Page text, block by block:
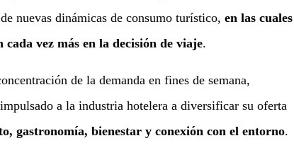
nuevas dinámicas de consumo turístico, en las cuales
vez más en la decisión de viaje.
de la demanda en fines de semana,
a la industria hotelera a diversificar su oferta
gastronomía, bienestar y conexión con el entorno.